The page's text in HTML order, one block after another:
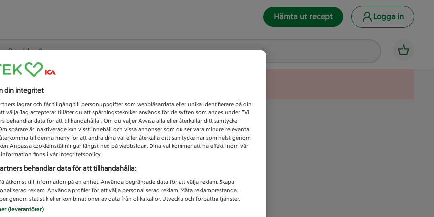
Hämta ut recept Logga in
efter idag?
din integritet
lagrar och får tillgång till personuppgifter som webbläsardata eller unika identifierare på din
välja Jag accepterar tillåter du att spårningstekniker används för de syften som anges under ”Vi
behandlar data för att tillhandahålla”. Om du väljer Avvisa alla eller återkallar ditt samtycke
spårare är inaktiverade kan visst innehåll och vissa annonser som du ser vara mindre relevanta
till denna meny för att ändra dina val eller återkalla ditt samtycke när som helst genom
Anpassa cookieinställningar längst ned på webbsidan. Dina val kommer att ha effekt inom vår
information finns i vår integritetspolicy.
behandlar data för att tillhandahålla:
åtkomst till information på en enhet. Använda begränsade data för att välja reklam. Skapa
reklam. Använda profiler för att välja personaliserad reklam. Mäta reklamprestanda.
genom statistik eller kombinationer av data från olika källor. Utveckla och förbättra tjänster.
(leverantörer)